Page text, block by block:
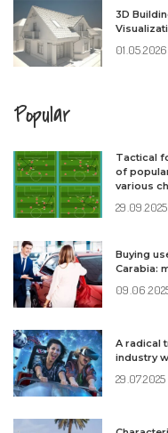
3D
01.05.2026
Popular
Tactical
of
various
29.09.2025
Buying
Carabia:
A radical
industry
29.07.2025